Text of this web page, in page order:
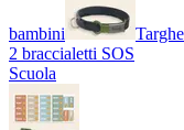
bambini
2 braccialetti SOS
Scuola